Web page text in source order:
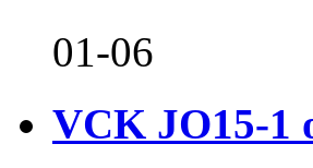
01-06
VCK JO15-1